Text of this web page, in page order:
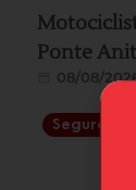
Ponte
08/08/
Segurança